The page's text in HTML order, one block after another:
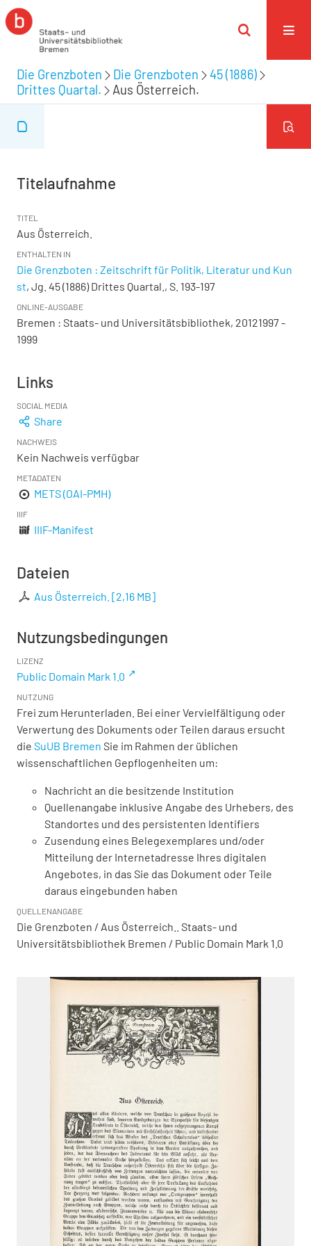
Die Grenzboten Die Grenzboten
45 (1886)
Drittes Quartal.
Aus Österreich.
Titelaufnahme
TITEL
Aus Österreich.
ENTHALTEN IN
Die Grenzboten : Zeitschrift für Politik, Literatur und Kun
st, Jg. 45 (1886) Drittes Quartal., S. 193-197
ONLINE-AUSGABE
Bremen : Staats- und Universitätsbibliothek, 20121997 -
1999
Links
SOCIAL MEDIA
Share
NACHWEIS
Kein Nachweis verfügbar
METADATEN
METS (OAI-PMH)
IIIF
IIIF-Manifest
Dateien
Aus Österreich. [2,16 MB]
Nutzungsbedingungen
LIZENZ
Public Domain Mark 1.0
NUTZUNG
Frei zum Herunterladen. Bei einer Vervielfältigung oder
Verwertung des Dokuments oder Teilen daraus ersucht
die SuUB Bremen Sie im Rahmen der üblichen
wissenschaftlichen Gepflogenheiten um:
Nachricht an die besitzende Institution
Quellenangabe inklusive Angabe des Urhebers, des
Standortes und des persistenten Identifiers
Zusendung eines Belegexemplares und/oder
Mitteilung der Internetadresse Ihres digitalen
Angebotes, in das Sie das Dokument oder Teile
daraus eingebunden haben
QUELLENANGABE
Die Grenzboten / Aus Österreich.. Staats- und
Universitätsbibliothek Bremen / Public Domain Mark 1.0